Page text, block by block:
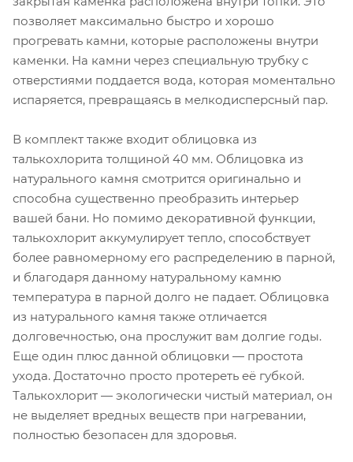
позволяет максимально быстро и хорошо
прогревать камни, которые расположены внутри
каменки. На камни через специальную трубку с
отверстиями поддается вода, которая моментально
испаряется, превращаясь в мелкодисперсный пар.
В комплект также входит облицовка из
талькохлорита толщиной 40 мм. Облицовка из
натурального камня смотрится оригинально и
способна существенно преобразить интерьер
вашей бани. Но помимо декоративной функции,
талькохлорит аккумулирует тепло, способствует
более равномерному его распределению в парной,
и благодаря данному натуральному камню
температура в парной долго не падает. Облицовка
из натурального камня также отличается
долговечностью, она прослужит вам долгие годы.
Еще один плюс данной облицовки — простота
ухода. Достаточно просто протереть её губкой.
Талькохлорит — экологически чистый материал, он
не выделяет вредных веществ при нагревании,
полностью безопасен для здоровья.